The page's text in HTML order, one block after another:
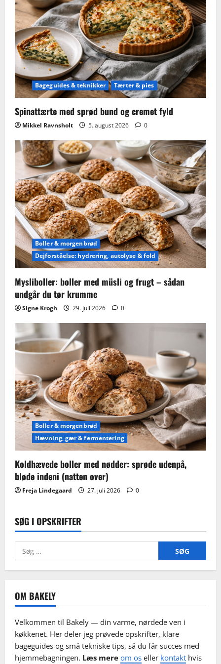
Bageguides & teknikker Tærter & pies
Spinattærte med sprød bund og cremet fyld
Mikkel Ravnsholt 5. august 2026 0
Boller & morgenbrød
Dejforståelse: hydrering, autolyse & fold
Mysliboller: boller med müsli og frugt – sådan
undgår du tør krumme
Signe Krogh 29. juli 2026 0
Boller & morgenbrød
Hævning, gær & fermentering
Koldhævede boller med nødder: sprøde udenpå,
bløde indeni (natten over)
Freja Lindegaard 27. juli 2026 0
SØG I OPSKRIFTER
Søg
efter:
OM BAKELY
Velkommen til Bakely — din varme, nørdede ven i
køkkenet. Her deler jeg prøvede opskrifter, klare
bageguides og små tekniske tips, så du får succes med
hjemmebagningen. Læs mere om os eller kontakt hvis